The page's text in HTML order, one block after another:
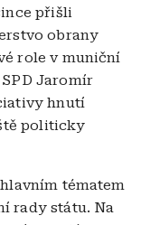
přišli
obrany
role v muniční
Jaromír
hnutí
politicky
tématem
rady státu. Na